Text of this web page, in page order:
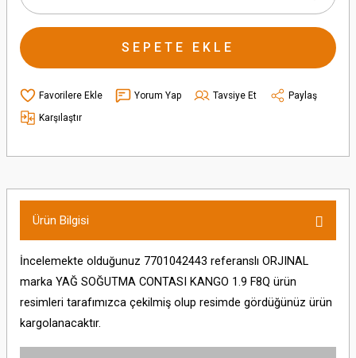
SEPETE EKLE
Yorum Yap Tavsiye Et
Paylaş
Karşılaştır
Ürün Bilgisi
İncelemekte olduğunuz 7701042443 referanslı ORJINAL
marka YAĞ SOĞUTMA CONTASI KANGO 1.9 F8Q ürün
resimleri tarafımızca çekilmiş olup resimde gördüğünüz ürün
kargolanacaktır.